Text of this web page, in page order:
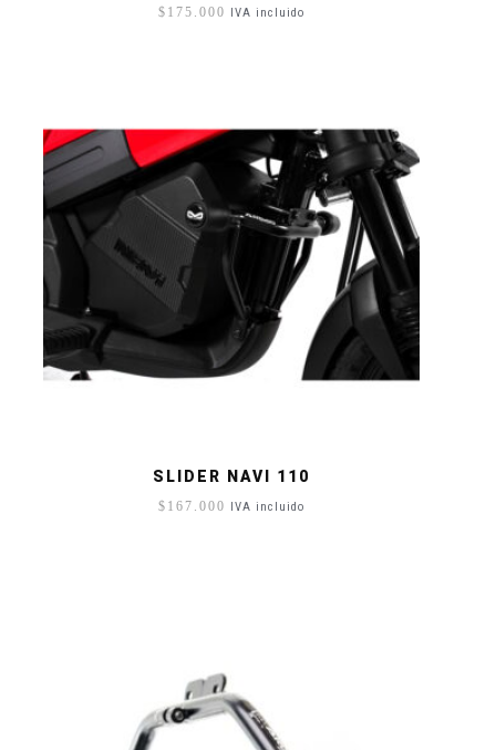
$ 175.000 IVA incluido
SLIDER NAVI 110
$ 167.000 IVA incluido